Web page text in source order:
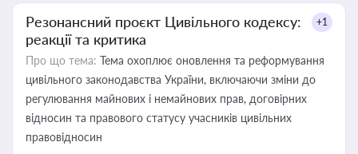
Резонансний проєкт Цивільного кодексу:
реакції та критика
+1
Про що тема: Тема охоплює оновлення та реформування
цивільного законодавства України, включаючи зміни до
регулювання майнових і немайнових прав, договірних
відносин та правового статусу учасників цивільних
правовідносин